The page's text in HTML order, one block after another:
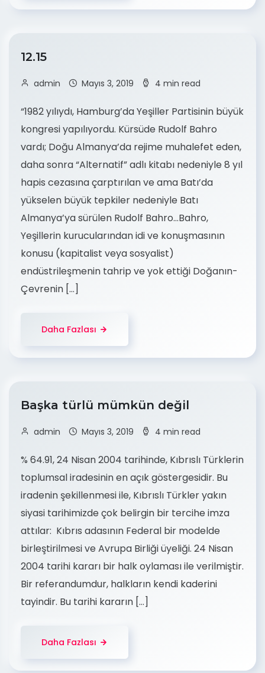
12.15
admin Mayıs 3, 2019 4 min read
“1982 yılıydı, Hamburg’da Yeşiller Partisinin büyük
kongresi yapılıyordu. Kürsüde Rudolf Bahro
vardı; Doğu Almanya’da rejime muhalefet eden,
daha sonra “Alternatif” adlı kitabı nedeniyle 8 yıl
hapis cezasına çarptırılan ve ama Batı’da
yükselen büyük tepkiler nedeniyle Batı
Almanya’ya sürülen Rudolf Bahro…Bahro,
Yeşillerin kurucularından idi ve konuşmasının
konusu (kapitalist veya sosyalist)
endüstrileşmenin tahrip ve yok ettiği Doğanın-
Çevrenin […]
Daha Fazlası
Başka türlü mümkün değil
admin Mayıs 3, 2019 4 min read
% 64.91, 24 Nisan 2004 tarihinde, Kıbrıslı Türklerin
toplumsal iradesinin en açık göstergesidir. Bu
iradenin şekillenmesi ile, Kıbrıslı Türkler yakın
siyasi tarihimizde çok belirgin bir tercihe imza
attılar: Kıbrıs adasının Federal bir modelde
birleştirilmesi ve Avrupa Birliği üyeliği. 24 Nisan
2004 tarihi kararı bir halk oylaması ile verilmiştir.
Bir referandumdur, halkların kendi kaderini
tayindir. Bu tarihi kararın […]
Daha Fazlası